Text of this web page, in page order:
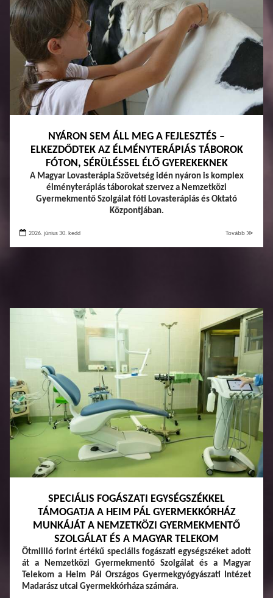
NYÁRON SEM ÁLL MEG A FEJLESZTÉS –
ELKEZDŐDTEK AZ ÉLMÉNYTERÁPIÁS TÁBOROK
FÓTON, SÉRÜLÉSSEL ÉLŐ GYEREKEKNEK
A Magyar Lovasterápia Szövetség idén nyáron is komplex
élményterápiás táborokat szervez a Nemzetközi
Gyermekmentő Szolgálat fóti Lovasterápiás és Oktató
Központjában.
2026. június 30. kedd Tovább ≫
SPECIÁLIS FOGÁSZATI EGYSÉGSZÉKKEL
TÁMOGATJA A HEIM PÁL GYERMEKKÓRHÁZ
MUNKÁJÁT A NEMZETKÖZI GYERMEKMENTŐ
SZOLGÁLAT ÉS A MAGYAR TELEKOM
Ötmillió forint értékű speciális fogászati egységszéket adott
át a Nemzetközi Gyermekmentő Szolgálat és a Magyar
Telekom a Heim Pál Országos Gyermekgyógyászati Intézet
Madarász utcai Gyermekkórháza számára.